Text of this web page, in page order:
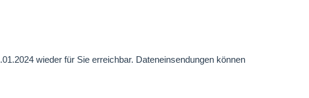
wieder für Sie erreichbar. Dateneinsendungen können